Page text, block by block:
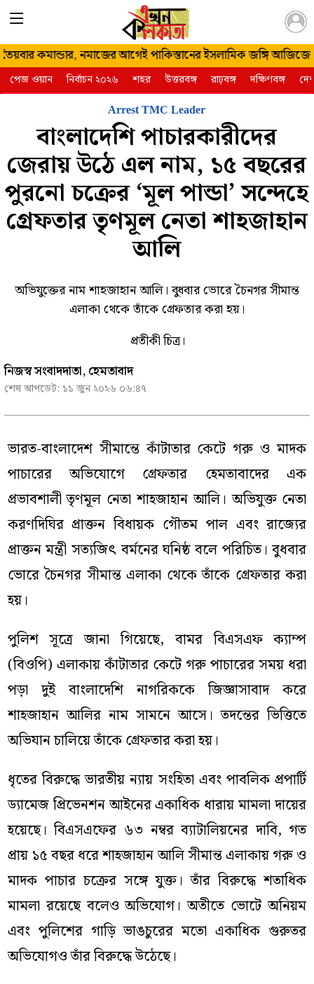
২৪ শ্রাবণ
১৪৩৩ রবিবার |
৯ আগস্ট ২০২৬
কমান্ডার, নমাজের আগেই পাকিস্তানের ইসলামিক জঙ্গি আজিজের
পেজ ওয়ান নির্বাচন ২০২৬ শহর উত্তরবঙ্গ রাঢ়বঙ্গ দক্ষিণবঙ্গ
Arrest TMC Leader
বাংলাদেশি পাচারকারীদের
জেরায় উঠে এল নাম, ১৫ বছরের
পুরনো চক্রের ‘মূল পান্ডা’ সন্দেহে
গ্রেফতার তৃণমূল নেতা শাহজাহান
আলি
অভিযুক্তের নাম শাহজাহান আলি। বুধবার ভোরে চৈনগর সীমান্ত
এলাকা থেকে তাঁকে গ্রেফতার করা হয়।
প্রতীকী চিত্র।
নিজস্ব সংবাদদাতা, হেমতাবাদ
শেষ আপডেট: ১১ জুন ২০২৬ ০৬:৪৭
ভারত-বাংলাদেশ সীমান্তে কাঁটাতার কেটে গরু ও মাদক
পাচারের অভিযোগে গ্রেফতার হেমতাবাদের এক
প্রভাবশালী তৃণমূল নেতা শাহজাহান আলি। অভিযুক্ত নেতা
করণদিঘির প্রাক্তন বিধায়ক গৌতম পাল এবং রাজ্যের
প্রাক্তন মন্ত্রী সত্যজিৎ বর্মনের ঘনিষ্ঠ বলে পরিচিত। বুধবার
ভোরে চৈনগর সীমান্ত এলাকা থেকে তাঁকে গ্রেফতার করা
হয়।
পুলিশ সূত্রে জানা গিয়েছে, বামর বিএসএফ ক্যাম্প
(বিওপি) এলাকায় কাঁটাতার কেটে গরু পাচারের সময় ধরা
পড়া দুই বাংলাদেশি নাগরিককে জিজ্ঞাসাবাদ করে
শাহজাহান আলির নাম সামনে আসে। তদন্তের ভিত্তিতে
অভিযান চালিয়ে তাঁকে গ্রেফতার করা হয়।
ধৃতের বিরুদ্ধে ভারতীয় ন্যায় সংহিতা এবং পাবলিক প্রপার্টি
ড্যামেজ প্রিভেনশন আইনের একাধিক ধারায় মামলা দায়ের
হয়েছে। বিএসএফের ৬৩ নম্বর ব্যাটালিয়নের দাবি, গত
প্রায় ১৫ বছর ধরে শাহজাহান আলি সীমান্ত এলাকায় গরু ও
মাদক পাচার চক্রের সঙ্গে যুক্ত। তাঁর বিরুদ্ধে শতাধিক
মামলা রয়েছে বলেও অভিযোগ। অতীতে ভোটে অনিয়ম
এবং পুলিশের গাড়ি ভাঙচুরের মতো একাধিক গুরুতর
অভিযোগও তাঁর বিরুদ্ধে উঠেছে।